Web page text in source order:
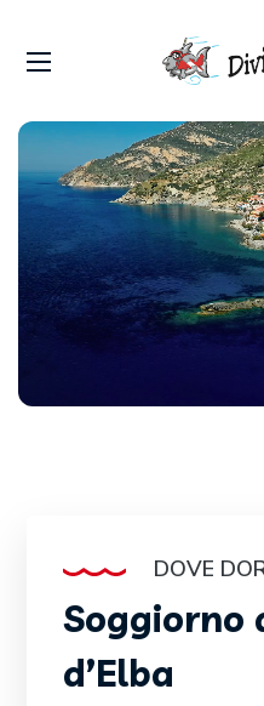
DOVE
Soggiorno
d’Elba